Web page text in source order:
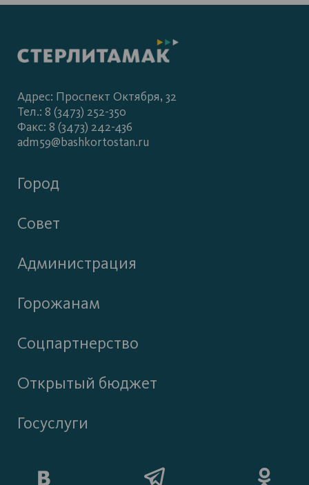
Адрес: Проспект Октября, 32
Тел.: 8 (3473) 252-350
Факс: 8 (3473) 242-436
adm59@bashkortostan.ru
Город
Совет
Администрация
Горожанам
Соцпартнерство
Открытый бюджет
Госуслуги